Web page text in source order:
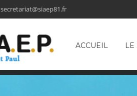
secretariat@siaep81.fr
ACCUEIL LE